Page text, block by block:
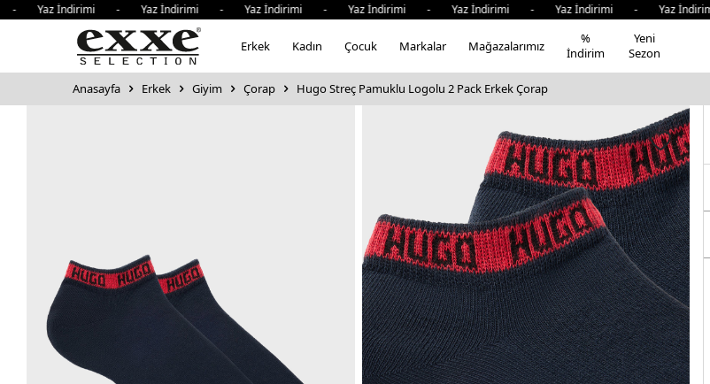
Yaz İndirimi - Yaz İndirimi - Yaz İndirimi - Yaz İndirimi - Yaz İndirimi - Yaz İndirimi - Yaz
Erkek Kadın Çocuk Markalar Mağazalarımız
%
İndirim
Yeni
Sezon
Anasayfa Erkek Giyim Çorap Hugo Streç Pamuklu Logolu 2 Pack Erkek Çorap